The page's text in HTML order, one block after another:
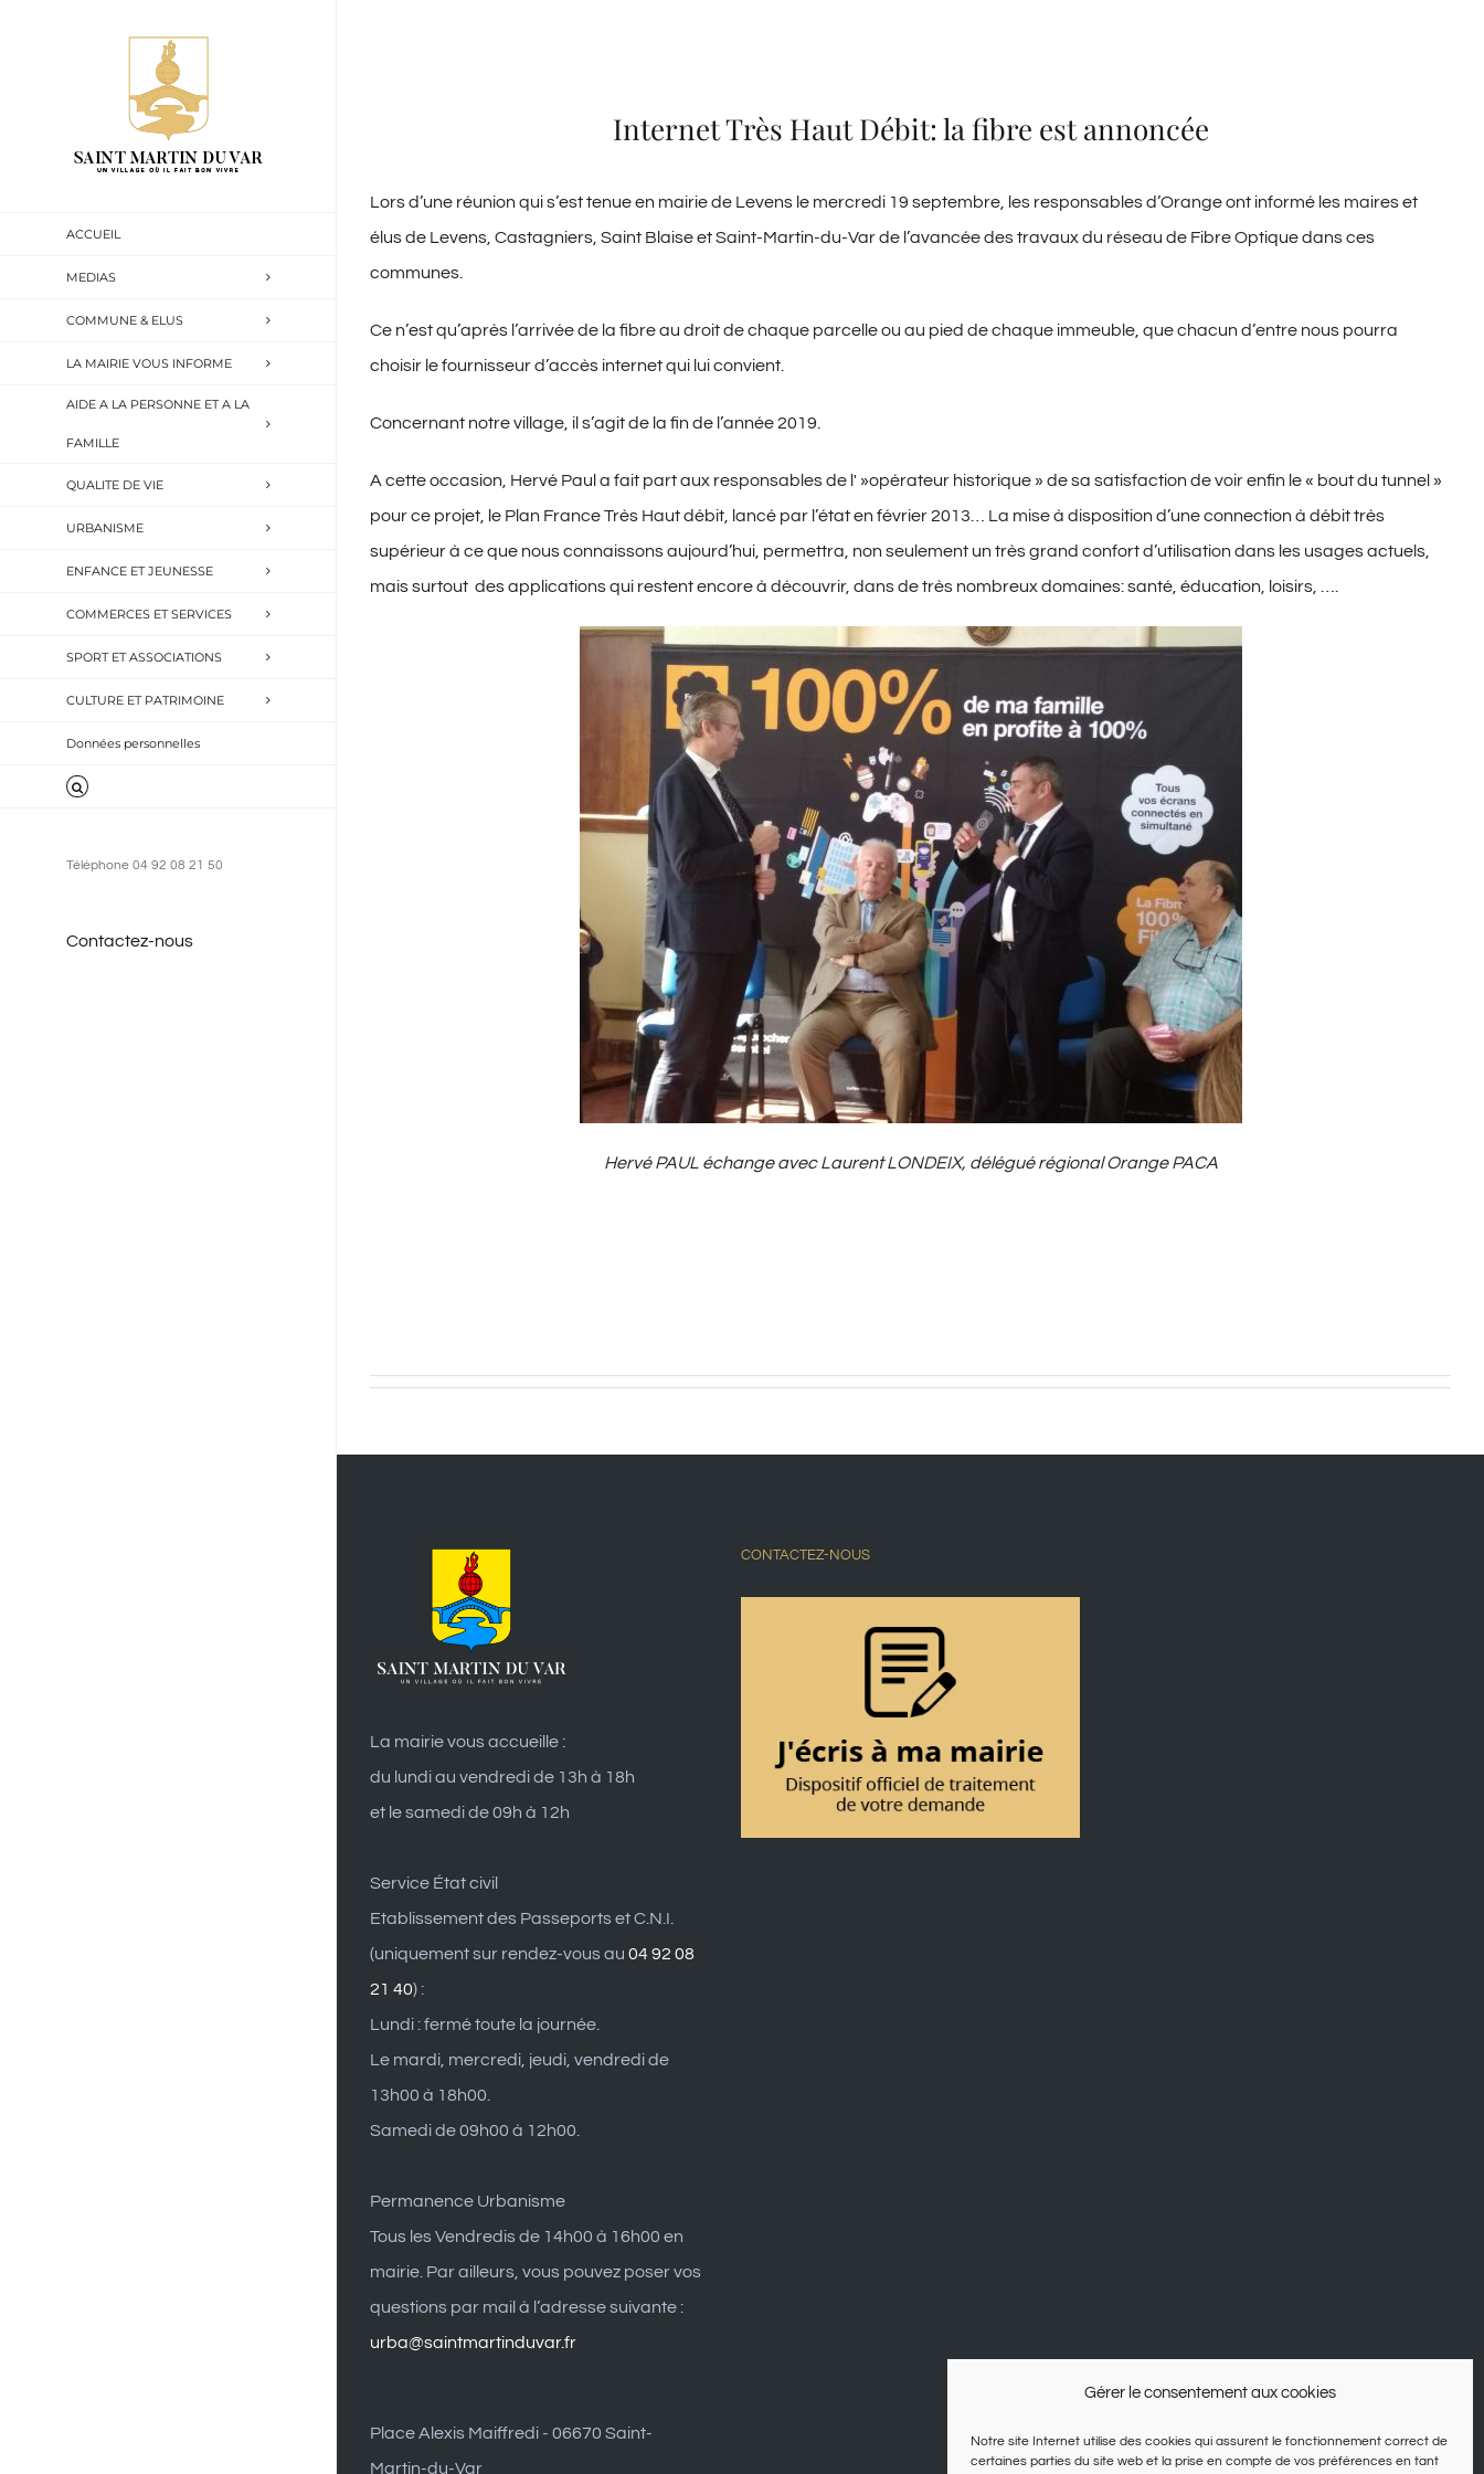
Gérer le consentement aux cookies
Notre site Internet utilise des cookies qui assurent le fonctionnement correct de
certaines parties du site web et la prise en compte de vos préférences en tant
ACCUEIL
MEDIAS
COMMUNE & ELUS
LA MAIRIE VOUS INFORME
AIDE A LA PERSONNE ET A LA
FAMILLE
QUALITE DE VIE
URBANISME
ENFANCE ET JEUNESSE
COMMERCES ET SERVICES
SPORT ET ASSOCIATIONS
CULTURE ET PATRIMOINE
Données personnelles
Téléphone 04 92 08 21 50
Contactez-nous
Internet Très Haut Débit: la fibre est annoncée
Lors d’une réunion qui s’est tenue en mairie de Levens le mercredi 19 septembre, les responsables d’Orange ont informé les maires et
élus de Levens, Castagniers, Saint Blaise et Saint-Martin-du-Var de l’avancée des travaux du réseau de Fibre Optique dans ces
communes.
Ce n’est qu’après l’arrivée de la fibre au droit de chaque parcelle ou au pied de chaque immeuble, que chacun d’entre nous pourra
choisir le fournisseur d’accès internet qui lui convient.
Concernant notre village, il s’agit de la fin de l’année 2019.
A cette occasion, Hervé Paul a fait part aux responsables de l' »opérateur historique » de sa satisfaction de voir enfin le « bout du tunnel »
pour ce projet, le Plan France Très Haut débit, lancé par l’état en février 2013… La mise à disposition d’une connection à débit très
supérieur à ce que nous connaissons aujourd’hui, permettra, non seulement un très grand confort d’utilisation dans les usages actuels,
mais surtout des applications qui restent encore à découvrir, dans de très nombreux domaines: santé, éducation, loisirs, ….
Hervé PAUL échange avec Laurent LONDEIX, délégué régional Orange PACA
La mairie vous accueille :
du lundi au vendredi de 13h à 18h
et le samedi de 09h à 12h
Service État civil
Etablissement des Passeports et C.N.I.
(uniquement sur rendez-vous au 04 92 08
21 40) :
Lundi : fermé toute la journée.
Le mardi, mercredi, jeudi, vendredi de
13h00 à 18h00.
Samedi de 09h00 à 12h00.
Permanence Urbanisme
Tous les Vendredis de 14h00 à 16h00 en
mairie. Par ailleurs, vous pouvez poser vos
questions par mail à l’adresse suivante :
urba@saintmartinduvar.fr
Place Alexis Maiffredi - 06670 Saint-
Martin-du-Var
CONTACTEZ-NOUS